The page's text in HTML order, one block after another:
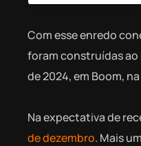
Com esse enredo
foram construídas ao
de 2024, em Boom,
Na expectativa de
de dezembro. Mais